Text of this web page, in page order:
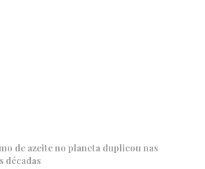
de azeite no planeta duplicou nas
décadas